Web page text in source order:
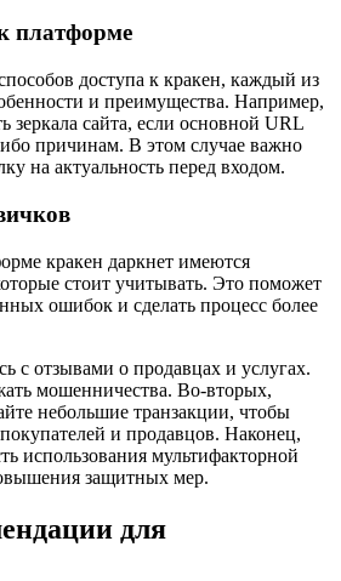
платформе
доступа к кракен, каждый из
и преимущества. Например,
зеркала сайта, если основной URL
причинам. В этом случае важно
на актуальность перед входом.
кракен даркнет имеются
стоит учитывать. Это поможет
ошибок и сделать процесс более
с отзывами о продавцах и услугах.
мошенничества. Во-вторых,
небольшие транзакции, чтобы
и продавцов. Наконец,
использования мультифакторной
защитных мер.
для